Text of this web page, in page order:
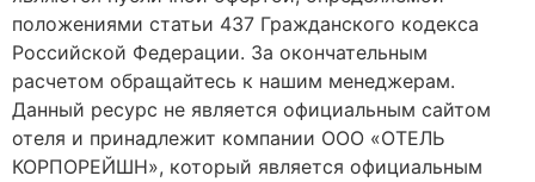
положениями статьи 437 Гражданского кодекса
Российской Федерации. За окончательным
расчетом обращайтесь к нашим менеджерам.
Данный ресурс не является официальным сайтом
отеля и принадлежит компании ООО «ОТЕЛЬ
КОРПОРЕЙШН», который является официальным